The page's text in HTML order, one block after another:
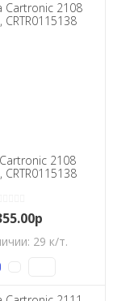
2108
CRTR0115138
29 к/т.